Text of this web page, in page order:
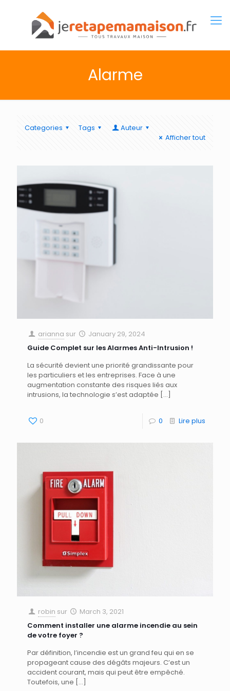
Alarme
Categories Tags
Auteur
Afficher tout
arianna sur
January 29, 2024
Guide Complet sur les Alarmes Anti-Intrusion !
La sécurité devient une priorité grandissante pour
les particuliers et les entreprises. Face à une
augmentation constante des risques liés aux
intrusions, la technologie s’est adaptée […]
0 0 Lire plus
robin sur
March 3, 2021
Comment installer une alarme incendie au sein
de votre foyer ?
Par définition, l’incendie est un grand feu qui en se
propageant cause des dégâts majeurs. C’est un
accident courant, mais qui peut être empêché.
Toutefois, une […]